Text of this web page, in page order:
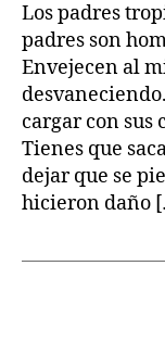
Los padres
padres son
Envejecen al
cargar con sus
Tienes que
dejar que se
hicieron daño